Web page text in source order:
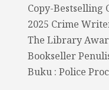
Copy-Bestselling
2025 Crime
The Library
Bookseller
Buku : Police